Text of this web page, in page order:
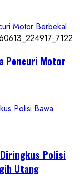
Motor Berbekal
Pencuri Motor
Polisi Bawa
Polisi
Utang